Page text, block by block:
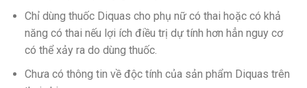
Chỉ dùng thuốc Diquas cho phụ nữ có thai hoặc có khả
năng có thai nếu lợi ích điều trị dự tính hơn hẳn nguy cơ
có thể xảy ra do dùng thuốc.
Chưa có thông tin về độc tính của sản phẩm Diquas trên